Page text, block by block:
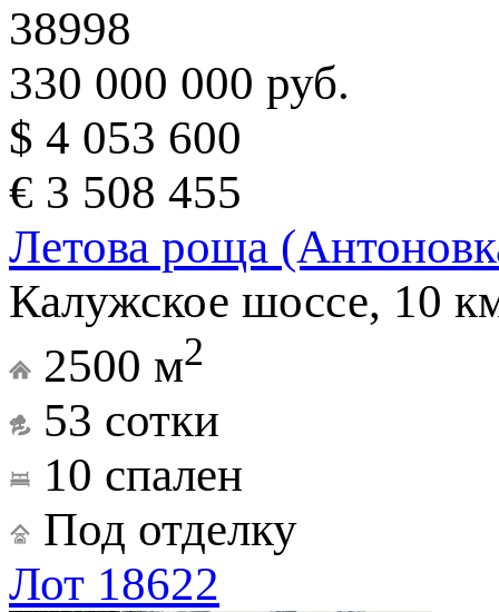
38998
330 000 000 руб.
$ 4 053 600
€ 3 508 455
Летова роща
Калужское шоссе, 10
2500 м2
53 сотки
10 спален
Под отделку
Лот 18622